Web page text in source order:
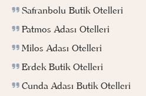
Safranbolu Butik Otelleri
Patmos Adası Otelleri
Milos Adası Otelleri
Erdek Butik Otelleri
Cunda Adası Butik Otelleri